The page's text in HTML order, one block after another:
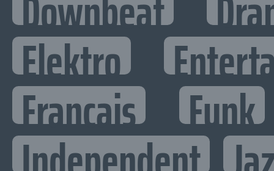
Elektro
Francais Funk